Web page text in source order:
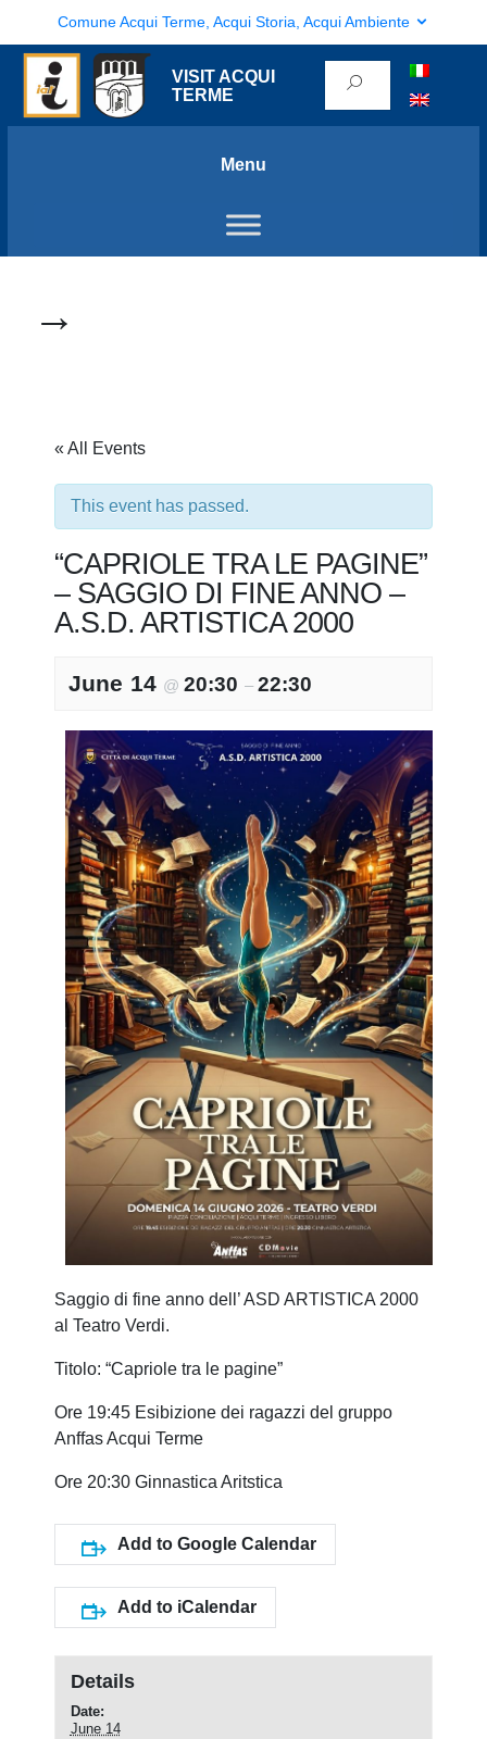
Comune Acqui Terme, Acqui Storia, Acqui Ambiente
VISIT ACQUI
TERME
Menu
→
« All Events
This event has passed.
“CAPRIOLE TRA LE PAGINE”
– SAGGIO DI FINE ANNO –
A.S.D. ARTISTICA 2000
June 14 @20:30 – 22:30
Saggio di fine anno dell’ ASD ARTISTICA 2000
al Teatro Verdi.
Titolo: “Capriole tra le pagine”
Ore 19:45 Esibizione dei ragazzi del gruppo
Anffas Acqui Terme
Ore 20:30 Ginnastica Aritstica
Add to Google Calendar
Add to iCalendar
Details
Date:
June 14